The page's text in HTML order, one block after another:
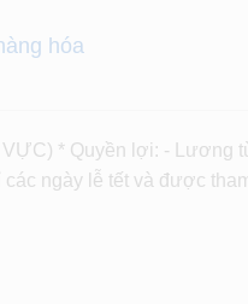
hóa
* Quyền lợi: - Lương
ngày lễ tết và được